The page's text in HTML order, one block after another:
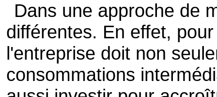
Dans une approche de
différentes. En effet,
l'entreprise doit non
consommations